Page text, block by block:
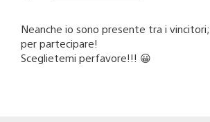
Neanche io sono presente tra i
per partecipare!
Sceglietemi perfavore!!! 😀